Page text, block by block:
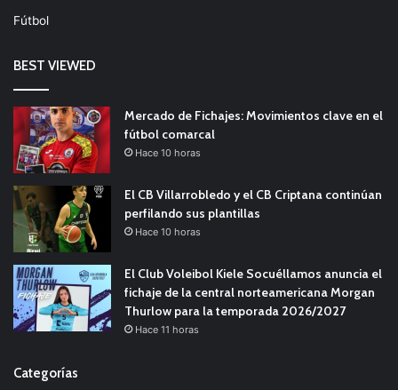
Fútbol
BEST VIEWED
Mercado de Fichajes: Movimientos clave en el
fútbol comarcal
Hace 10 horas
El CB Villarrobledo y el CB Criptana continúan
perfilando sus plantillas
Hace 10 horas
El Club Voleibol Kiele Socuéllamos anuncia el
fichaje de la central norteamericana Morgan
Thurlow para la temporada 2026/2027
Hace 11 horas
Categorías